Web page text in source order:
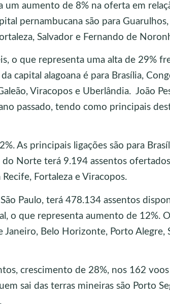
um aumento de 8% na oferta em
pernambucana são para
Salvador e Fernando de
o que representa uma alta de 29%
capital alagoana é para Brasília,
Viracopos e Uberlândia. João
passado, tendo como principais
As principais ligações são para
Norte terá 9.194 assentos
Fortaleza e Viracopos.
Paulo, terá 478.134 assentos
o que representa aumento de 12%.
Belo Horizonte, Porto Alegre,
crescimento de 28%, nos 162
sai das terras mineiras são Porto